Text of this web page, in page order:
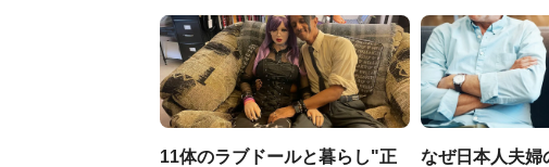
11体のラブドールと暮らし"正
なぜ日本人夫婦